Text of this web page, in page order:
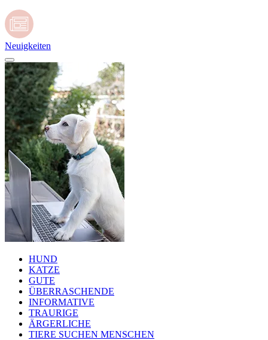
Neuigkeiten
HUND
KATZE
GUTE
ÜBERRASCHENDE
INFORMATIVE
TRAURIGE
ÄRGERLICHE
TIERE SUCHEN MENSCHEN